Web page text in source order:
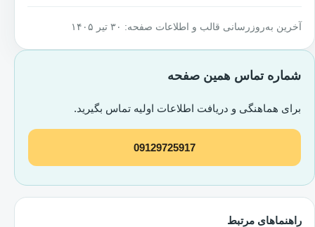
آخرین به‌روزرسانی قالب و اطلاعات صفحه: ۳۰ تیر ۱۴۰۵
شماره تماس همین صفحه
برای هماهنگی و دریافت اطلاعات اولیه تماس بگیرید.
09129725917
راهنماهای مرتبط